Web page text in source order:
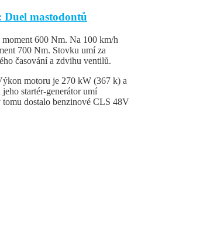
Duel mastodontů
600 Nm. Na 100 km/h
700 Nm. Stovku umí za
časování a zdvihu ventilů.
motoru je 270 kW (367 k) a
startér-generátor umí
dostalo benzinové CLS 48V